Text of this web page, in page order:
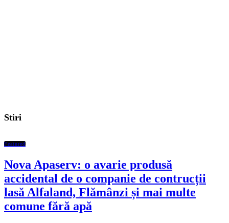
Stiri
Featured
Nova Apaserv: o avarie produsă
accidental de o companie de contrucții
lasă Alfaland, Flămânzi și mai multe
comune fără apă